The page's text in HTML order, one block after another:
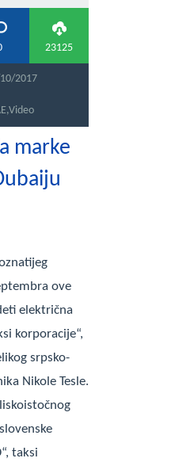
23125
2017
,Video
marke
ove
električna
korporacije“,
srpsko-
Nikole Tesle.
taksi